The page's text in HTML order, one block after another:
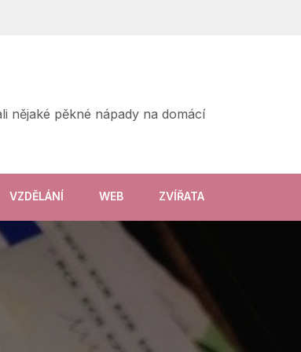
nějaké pěkné nápady na domácí
VZDĚLÁNÍ WEB ZVÍŘATA